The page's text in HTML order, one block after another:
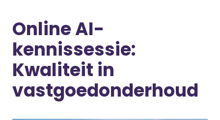
Online AI-
kennissessie:
Kwaliteit in
vastgoedonderhoud